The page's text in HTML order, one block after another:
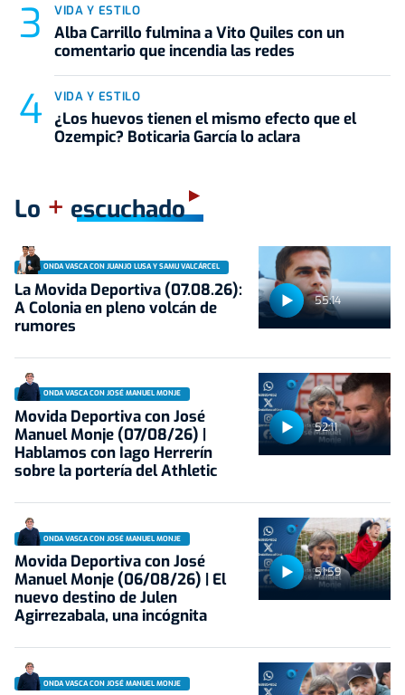
VIDA Y ESTILO
Alba Carrillo fulmina a Vito Quiles con un
comentario que incendia las redes
VIDA Y ESTILO
¿Los huevos tienen el mismo efecto que el
Ozempic? Boticaria García lo aclara
Lo + escuchado
55:14
ONDA VASCA CON JUANJO LUSA Y SAMU VALCÁRCEL
La Movida Deportiva (07.08.26):
A Colonia en pleno volcán de
rumores
52:11
ONDA VASCA CON JOSÉ MANUEL MONJE
Movida Deportiva con José
Manuel Monje (07/08/26) |
Hablamos con Iago Herrerín
sobre la portería del Athletic
51:59
ONDA VASCA CON JOSÉ MANUEL MONJE
Movida Deportiva con José
Manuel Monje (06/08/26) | El
nuevo destino de Julen
Agirrezabala, una incógnita
ONDA VASCA CON JOSÉ MANUEL MONJE